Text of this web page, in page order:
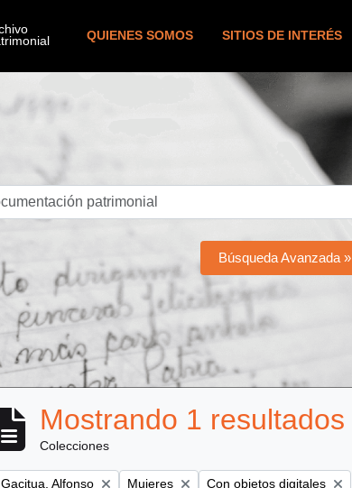
QUIENES SOMOS SITIOS DE INTERÉS
Búsqueda Avanzada »
Mostrando 1 resultados
Colecciones
Remove filter:
Gacitua, Alfonso Remove filter:
Mujeres Remove filter:
Con objetos digitales